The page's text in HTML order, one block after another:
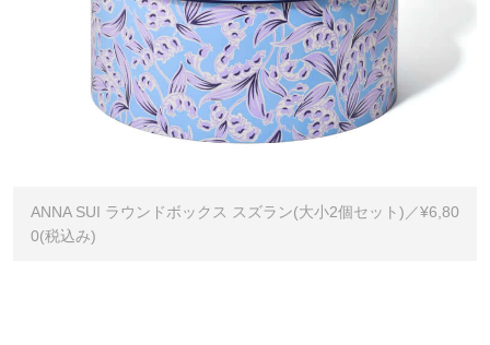
ANNA SUI ラウンドボックス スズラン(大小2個セット)／¥6,80
0(税込み)